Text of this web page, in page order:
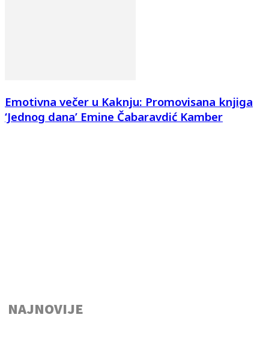
Emotivna večer u Kaknju: Promovisana knjiga
‘Jednog dana’ Emine Čabaravdić Kamber
NAJNOVIJE